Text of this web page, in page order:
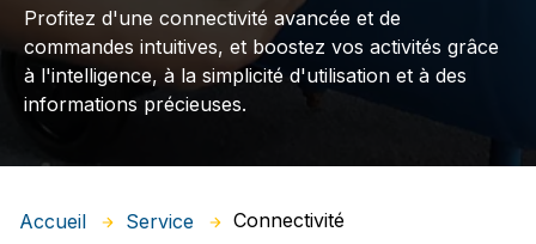
Profitez d'une connectivité avancée et de
commandes intuitives, et boostez vos activités grâce
à l'intelligence, à la simplicité d'utilisation et à des
informations précieuses.
Accueil Service Connectivité